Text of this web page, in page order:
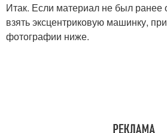
Итак. Если материал не был
взять эксцентриковую машинку,
фотографии ниже.